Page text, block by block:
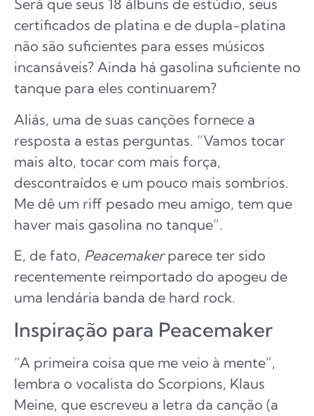
Será que seus 18 álbuns de estúdio, seus
certificados de platina e de dupla-platina
não são suficientes para esses músicos
incansáveis? Ainda há gasolina suficiente no
tanque para eles continuarem?
Aliás, uma de suas canções fornece a
resposta a estas perguntas. “Vamos tocar
mais alto, tocar com mais força,
descontraídos e um pouco mais sombrios.
Me dê um riff pesado meu amigo, tem que
haver mais gasolina no tanque”.
E, de fato, Peacemakerparece ter sido
recentemente reimportado do apogeu de
uma lendária banda de hard rock.
Inspiração para Peacemaker
“A primeira coisa que me veio à mente”,
lembra o vocalista do Scorpions, Klaus
Meine, que escreveu a letra da canção (a